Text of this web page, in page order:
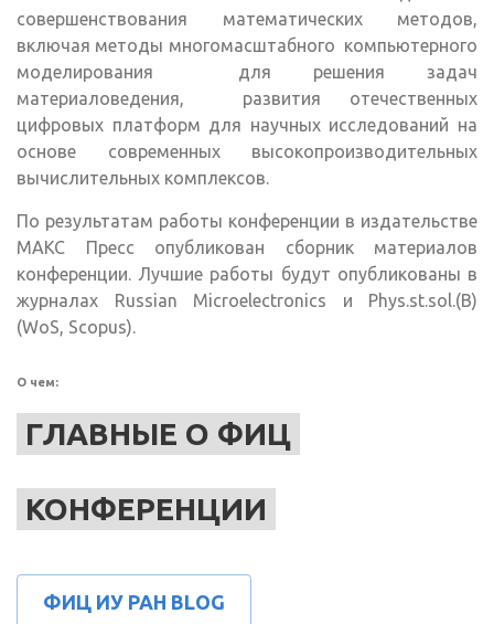
совершенствования математических методов,
включая методы многомасштабного компьютерного
моделирования для решения задач
материаловедения, развития отечественных
цифровых платформ для научных исследований на
основе современных высокопроизводительных
вычислительных комплексов.
По результатам работы конференции в издательстве
МАКС Пресс опубликован сборник материалов
конференции. Лучшие работы будут опубликованы в
журналах Russian Microelectronics и Phys.st.sol.(B)
(WoS, Scopus).
О чем:
ГЛАВНЫЕ О ФИЦ
КОНФЕРЕНЦИИ
ФИЦ ИУ РАН BLOG